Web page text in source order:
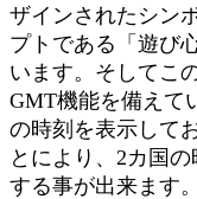
ザインされたシン
プトである「遊び
います。そしてこ
GMT機能を備えて
の時刻を表示して
とにより、2カ国
する事が出来ます